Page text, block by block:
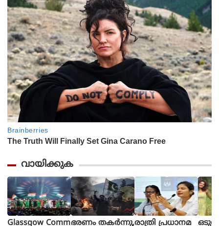
വായിക്കുക
Glassgow Commഭരണം തകര്‍ന്നു,രാത്രി പ്രധാനമ